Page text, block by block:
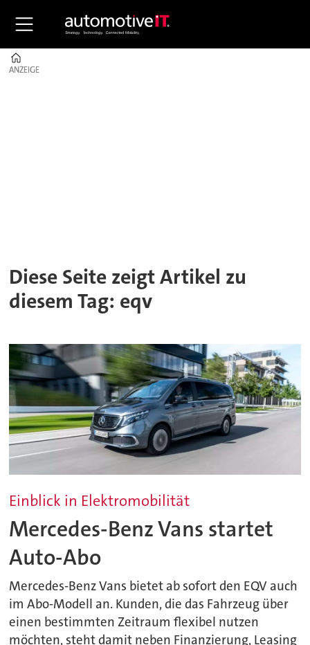
ANZEIGE
ANZEIGE
Diese Seite zeigt Artikel zu
diesem Tag: eqv
Einblick in Elektromobilität
Mercedes-Benz Vans startet
Auto-Abo
Mercedes-Benz Vans bietet ab sofort den EQV auch
im Abo-Modell an. Kunden, die das Fahrzeug über
einen bestimmten Zeitraum flexibel nutzen
möchten, steht damit neben Finanzierung, Leasing